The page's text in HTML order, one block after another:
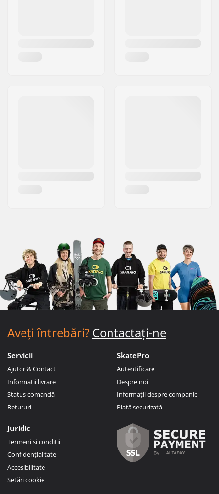
Aveți întrebări? Contactați-ne
Servicii
Ajutor & Contact
Informații livrare
Status comandă
Retururi
SkatePro
Autentificare
Despre noi
Informații despre companie
Plată securizată
Juridic
Termeni si condiții
Confidențialitate
Accesibilitate
Setări cookie